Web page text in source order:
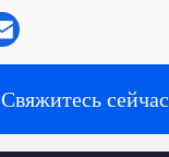
Свяжитесь сейчас